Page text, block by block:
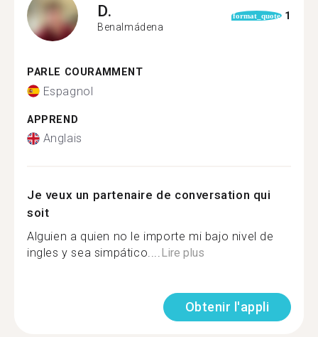
D.
Benalmádena
format_quote 1
PARLE COURAMMENT
Espagnol
APPREND
Anglais
Je veux un partenaire de conversation qui
soit
Alguien a quien no le importe mi bajo nivel de
ingles y sea simpático....Lire plus
Obtenir l'appli